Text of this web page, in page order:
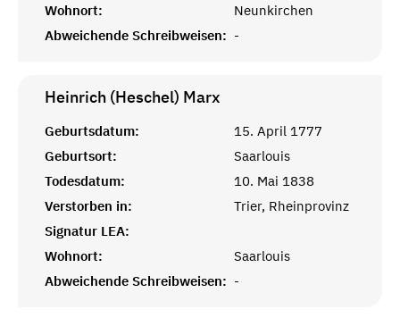
Wohnort:
Neunkirchen
Abweichende Schreibweisen: -
Heinrich (Heschel) Marx
Geburtsdatum:
15. April 1777
Geburtsort:
Saarlouis
Todesdatum:
10. Mai 1838
Verstorben in:
Trier, Rheinprovinz
Signatur LEA:
Wohnort:
Saarlouis
Abweichende Schreibweisen: -